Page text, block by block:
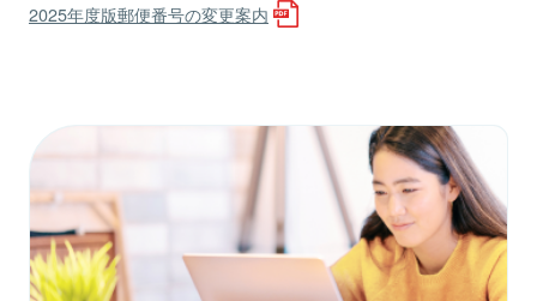
2025年度版郵便番号の変更案内